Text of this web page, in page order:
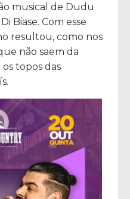
musical de Dudu
Biase. Com esse
resultou, como nos
não saem da
topos das